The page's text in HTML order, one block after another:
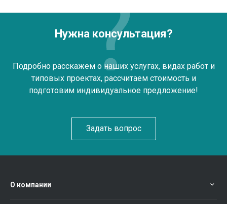
Нужна консультация?
Подробно расскажем о наших услугах, видах работ и
типовых проектах, рассчитаем стоимость и
подготовим индивидуальное предложение!
Задать вопрос
О компании